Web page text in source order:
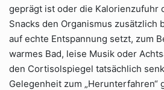
geprägt ist oder die Kalorienzufuhr
Snacks den Organismus zusätzlich
auf echte Entspannung setzt, zum
warmes Bad, leise Musik oder
den Cortisolspiegel tatsächlich
Gelegenheit zum „Herunterfahren“